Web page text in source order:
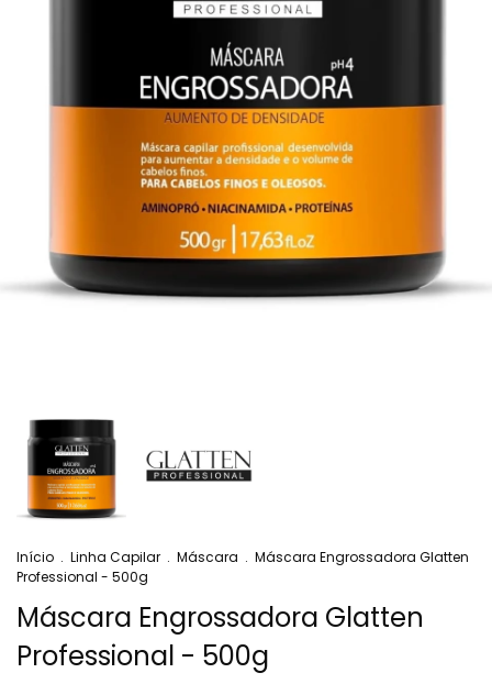
Início . Linha Capilar . Máscara . Máscara Engrossadora Glatten
Professional - 500g
Máscara Engrossadora Glatten
Professional - 500g